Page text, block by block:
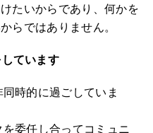
たいからであり、何かを
らではありません。
ています
時的に過ごしていま
委任し合ってコミュニ